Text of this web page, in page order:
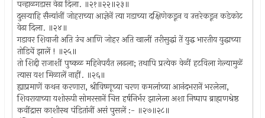
पन्हाळगडास वेढा दिला. ॥२१॥२२॥२३॥
दुसर्‍याहि सैन्यांनीं जोहराच्या आज्ञेनें त्या गडाच्या दक्षिणेकडून व उत्तरेकडून कडेकोट
वेढा दिला. ॥२४॥
गडावर शिवाजी अति उंच आणि जोहर अति खालीं तरीसुद्धां तें युद्ध भारतीय युद्धाच्या
तोडिचें झालें ! ॥२५॥
तो शिद्दी राजाशीं पुष्कळ महिनेपर्यंत लढला; तथापि प्रत्येक वेळीं हटविला गेल्यामुळें
त्यास यश मिळालें नाहीं. ॥२६॥
ह्याप्रमाणें कथन करणारा, श्रीविष्णूच्या चरण कमलांच्या आनंदभरानें भरलेला,
शिवरायाच्या यशोरूपी सोमरसानें चित्त हर्षनिर्भर झालेला अशा निष्पाप ब्राह्मणश्रेष्ठ
कवींद्रास काशीस्थ पंडितांनीं असं पुसलें :- ॥२७॥२८॥